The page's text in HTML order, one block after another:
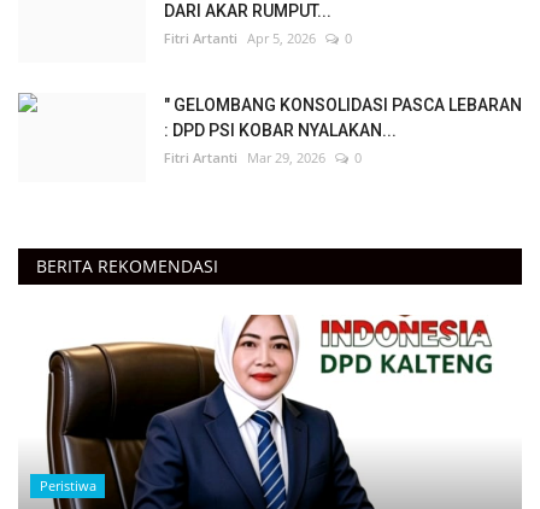
DARI AKAR RUMPUT...
Fitri Artanti Apr 5, 2026 0
" GELOMBANG KONSOLIDASI PASCA LEBARAN
: DPD PSI KOBAR NYALAKAN...
Fitri Artanti Mar 29, 2026 0
BERITA REKOMENDASI
Peristiwa